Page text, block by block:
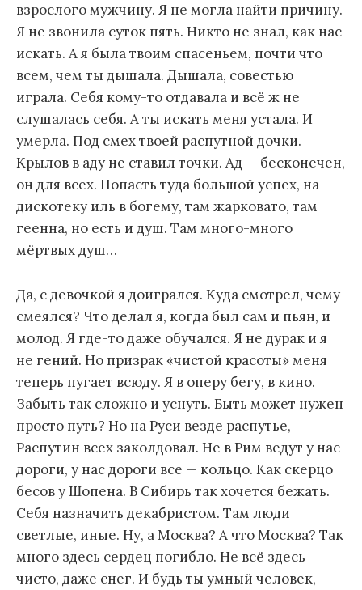
взрослого мужчину. Я не могла найти причину.
Я не звонила суток пять. Никто не знал, как нас
искать. А я была твоим спасеньем, почти что
всем, чем ты дышала. Дышала, совестью
играла. Себя кому-то отдавала и всё ж не
слушалась себя. А ты искать меня устала. И
умерла. Под смех твоей распутной дочки.
Крылов в аду не ставил точки. Ад — бесконечен,
он для всех. Попасть туда большой успех, на
дискотеку иль в богему, там жарковато, там
геенна, но есть и душ. Там много-много
мёртвых душ…
Да, с девочкой я доигрался. Куда смотрел, чему
смеялся? Что делал я, когда был сам и пьян, и
молод. Я где-то даже обучался. Я не дурак и я
не гений. Но призрак «чистой красоты» меня
теперь пугает всюду. Я в оперу бегу, в кино.
Забыть так сложно и уснуть. Быть может нужен
просто путь? Но на Руси везде распутье,
Распутин всех заколдовал. Не в Рим ведут у нас
дороги, у нас дороги все — кольцо. Как скерцо
бесов у Шопена. В Сибирь так хочется бежать.
Себя назначить декабристом. Там люди
светлые, иные. Ну, а Москва? А что Москва? Так
много здесь сердец погибло. Не всё здесь
чисто, даже снег. И будь ты умный человек,